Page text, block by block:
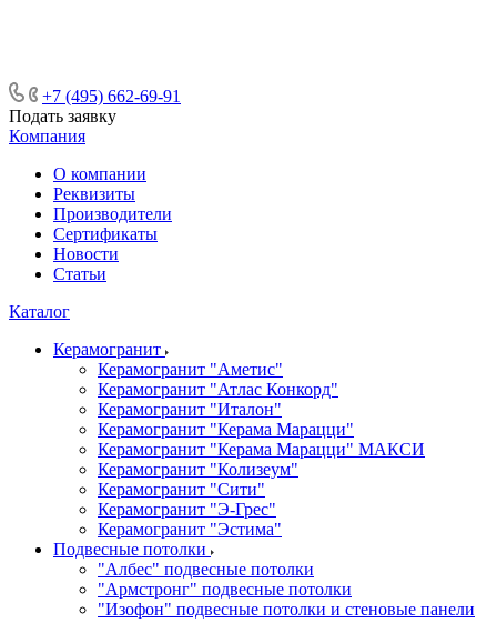
+7 (495) 662-69-91
Подать заявку
Компания
О компании
Реквизиты
Производители
Сертификаты
Новости
Статьи
Каталог
Керамогранит
Керамогранит "Аметис"
Керамогранит "Атлас Конкорд"
Керамогранит "Италон"
Керамогранит "Керама Марацци"
Керамогранит "Керама Марацци" МАКСИ
Керамогранит "Колизеум"
Керамогранит "Сити"
Керамогранит "Э-Грес"
Керамогранит "Эстима"
Подвесные потолки
"Албес" подвесные потолки
"Армстронг" подвесные потолки
"Изофон" подвесные потолки и стеновые панели